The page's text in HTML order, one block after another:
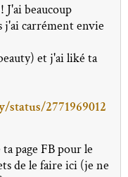
beaucoup
j'ai carrément envie
et j'ai liké ta
2771969012
page FB pour le
de le faire ici (je ne